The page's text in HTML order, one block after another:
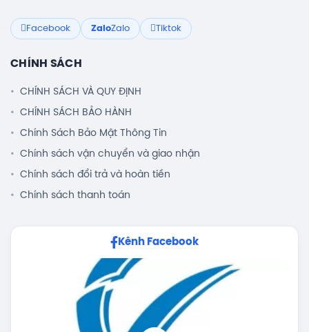
Facebook ZaloZalo Tiktok
CHÍNH SÁCH
CHÍNH SÁCH VÀ QUY ĐỊNH
CHÍNH SÁCH BẢO HÀNH
Chính Sách Bảo Mật Thông Tin
Chính sách vận chuyển và giao nhận
Chính sách đổi trả và hoàn tiền
Chính sách thanh toán
Kênh Facebook